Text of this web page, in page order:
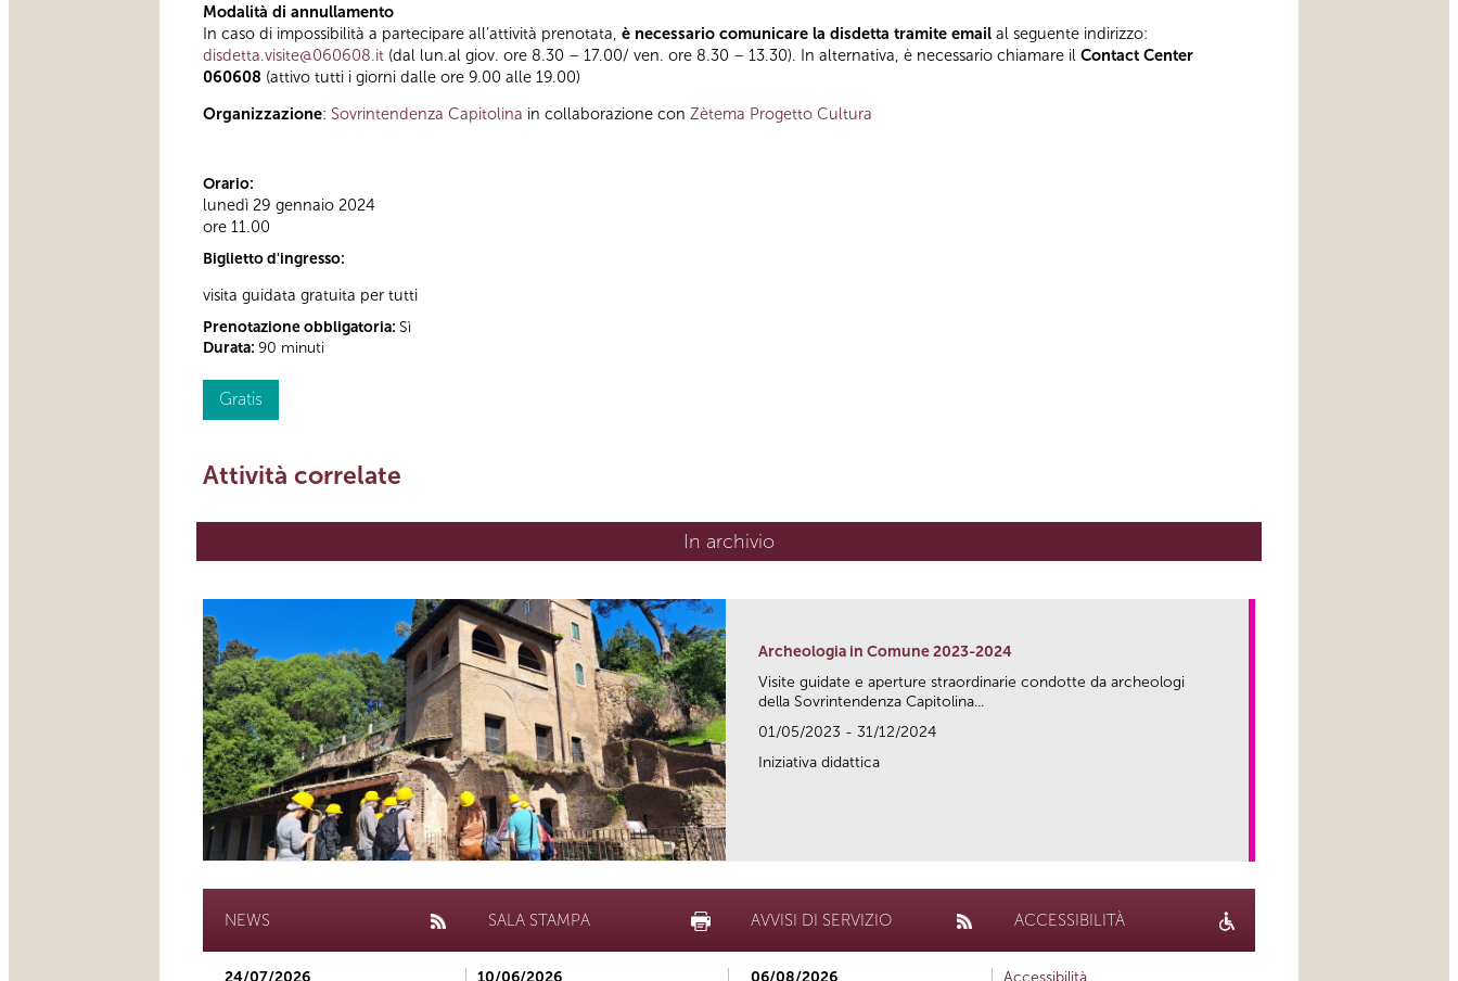
Modalità di annullamento
In caso di impossibilità a partecipare all’attività prenotata, è necessario comunicare la disdetta tramite email al seguente indirizzo:
disdetta.visite@060608.it (dal lun.al giov. ore 8.30 – 17.00/ ven. ore 8.30 – 13.30). In alternativa, è necessario chiamare il Contact Center
060608 (attivo tutti i giorni dalle ore 9.00 alle 19.00)
Organizzazione: Sovrintendenza Capitolina in collaborazione con Zètema Progetto Cultura
Orario:
lunedì 29 gennaio 2024
ore 11.00
Biglietto d'ingresso:
visita guidata gratuita per tutti
Prenotazione obbligatoria: Sì
Durata: 90 minuti
Gratis
Attività correlate
In archivio
Archeologia in Comune 2023-2024
Visite guidate e aperture straordinarie condotte da archeologi
della Sovrintendenza Capitolina...
01/05/2023 - 31/12/2024
Iniziativa didattica
NEWS SALA STAMPA AVVISI DI SERVIZIO ACCESSIBILITÀ